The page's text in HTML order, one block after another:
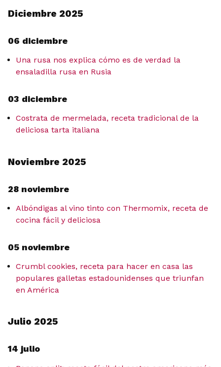
Diciembre 2025
06 diciembre
Una rusa nos explica cómo es de verdad la
ensaladilla rusa en Rusia
03 diciembre
Costrata de mermelada, receta tradicional de la
deliciosa tarta italiana
Noviembre 2025
28 noviembre
Albóndigas al vino tinto con Thermomix, receta de
cocina fácil y deliciosa
05 noviembre
Crumbl cookies, receta para hacer en casa las
populares galletas estadounidenses que triunfan
en América
Julio 2025
14 julio